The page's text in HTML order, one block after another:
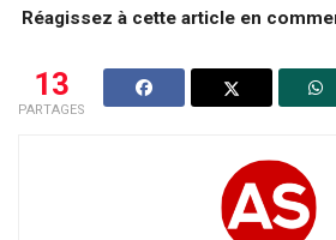
Réagissez à cette article en
13
PARTAGES